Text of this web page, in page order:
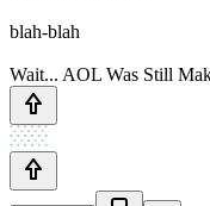
blah-blah
Wait... AOL Was Still